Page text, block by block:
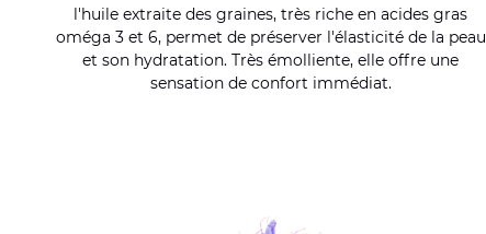
l'huile extraite des graines, très riche en acides gras
oméga 3 et 6, permet de préserver l'élasticité de la peau
et son hydratation. Très émolliente, elle offre une
sensation de confort immédiat.